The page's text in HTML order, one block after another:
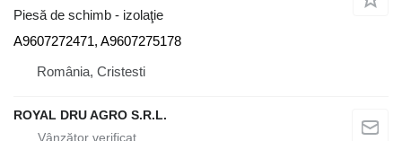
Piesă de schimb - izolaţie
A9607272471, A9607275178
România, Cristesti
ROYAL DRU AGRO S.R.L.